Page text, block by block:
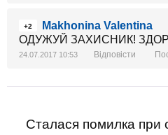
+2
Makhonina Valentina
ОДУЖУЙ ЗАХИСНИК!
24.07.2017 10:53 Відповісти
Сталася помилка при